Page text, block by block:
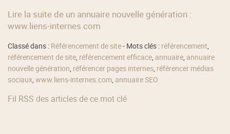
Lire la suite de un annuaire nouvelle génération :
www.liens-internes.com
Classé dans : Référencement de site- Mots clés : référencement,
référencement de site, référencement efficace, annuaire, annuaire
nouvelle génération, référencer pages internes, référencer médias
sociaux,www.liens-internes.com, annuaire SEO
Fil RSS des articles de ce mot clé